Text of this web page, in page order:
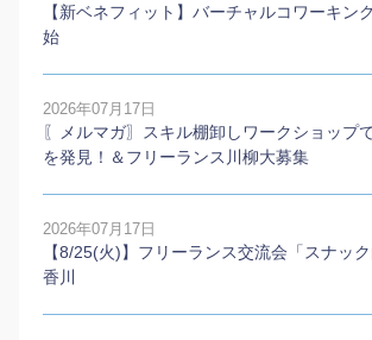
【新ベネフィット】バーチャルコワーキン
始
2026年07月17日
〖メルマガ〗スキル棚卸しワークショップ
を発見！＆フリーランス川柳大募集
2026年07月17日
【8/25(火)】フリーランス交流会「スナッ
香川